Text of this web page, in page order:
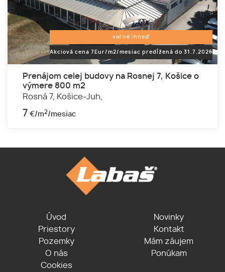
voľné ihneď
Akciová cena 7Eur/m2/mesiac predĺžená do 31.7.2026
Prenájom celej budovy na Rosnej 7, Košice o
výmere 800 m2
Rosná 7, Košice-Juh,
7 €/m2/mesiac
Úvod
Priestory
Pozemky
O nás
Cookies
Novinky
Kontakt
Mám záujem
Ponúkam